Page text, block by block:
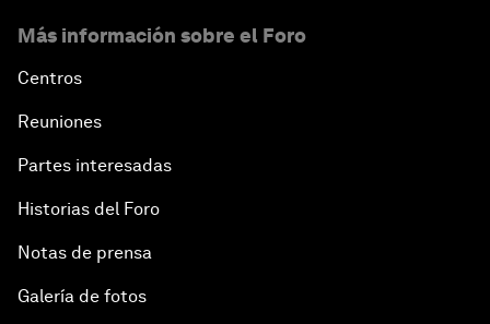
Más información sobre el Foro
Centros
Reuniones
Partes interesadas
Historias del Foro
Notas de prensa
Galería de fotos